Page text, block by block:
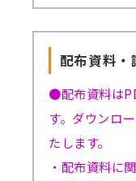
配布資料・
●配布資料は
す。ダウンロ
たします。
・配布資料に